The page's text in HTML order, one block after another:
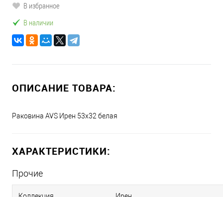
В избранное
В наличии
ОПИСАНИЕ ТОВАРА:
Раковина AVS Ирен 53x32 белая
ХАРАКТЕРИСТИКИ:
Прочие